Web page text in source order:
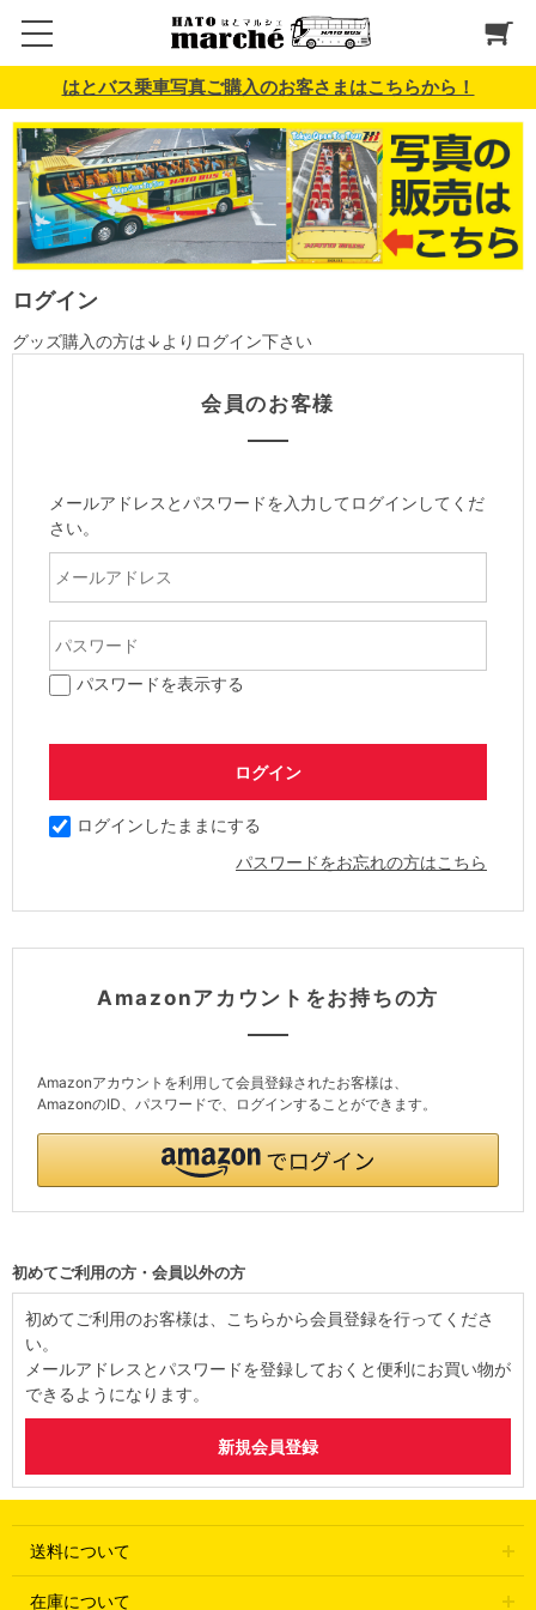
はとバス乗車写真ご購入のお客さまはこちらから！
ログイン
グッズ購入の方は↓よりログイン下さい
会員のお客様
メールアドレスとパスワードを入力してログインしてくだ
さい。
パスワードを表示する
ログインしたままにする
パスワードをお忘れの方はこちら
Amazonアカウントをお持ちの方
Amazonアカウントを利用して会員登録されたお客様は、
AmazonのID、パスワードで、ログインすることができます。
初めてご利用の方・会員以外の方
初めてご利用のお客様は、こちらから会員登録を行ってくださ
い。
メールアドレスとパスワードを登録しておくと便利にお買い物が
できるようになります。
送料について
在庫について